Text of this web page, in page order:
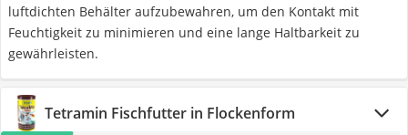
luftdichten Behälter aufzubewahren, um den Kontakt mit
Feuchtigkeit zu minimieren und eine lange Haltbarkeit zu
gewährleisten.
Tetramin Fischfutter in Flockenform